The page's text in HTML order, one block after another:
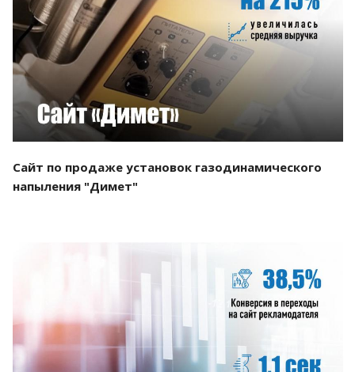
Смотреть проект
Сайт по продаже установок газодинамического
напыления "Димет"